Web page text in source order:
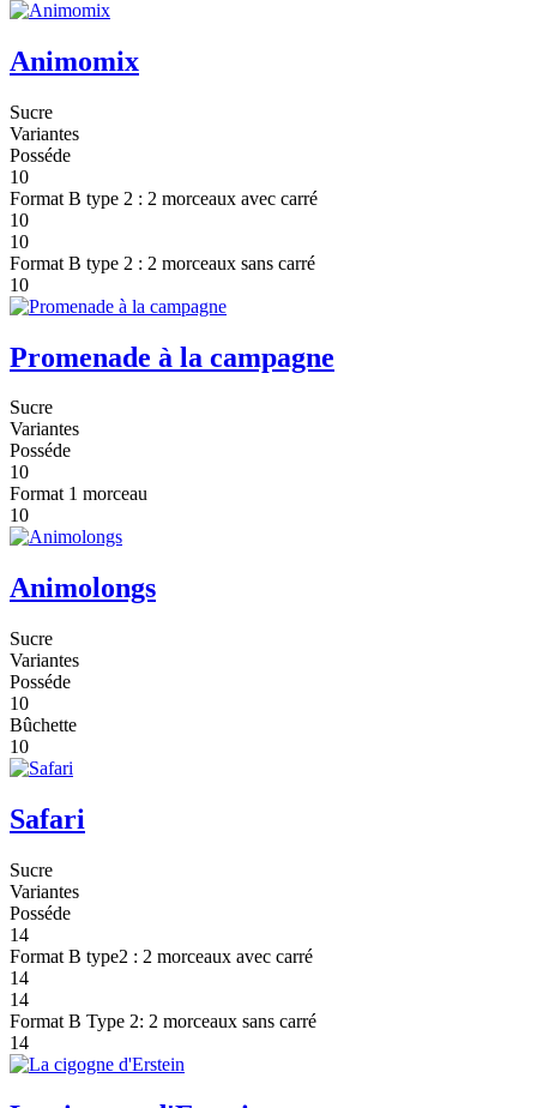
Animomix
Sucre
Variantes
Posséde
10
Format B type 2 : 2 morceaux avec carré
10
10
Format B type 2 : 2 morceaux sans carré
10
Promenade à la campagne
Sucre
Variantes
Posséde
10
Format 1 morceau
10
Animolongs
Sucre
Variantes
Posséde
10
Bûchette
10
Safari
Sucre
Variantes
Posséde
14
Format B type2 : 2 morceaux avec carré
14
14
Format B Type 2: 2 morceaux sans carré
14